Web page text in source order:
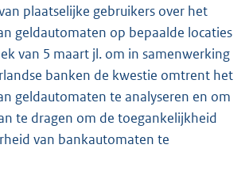
plaatselijke gebruikers over het
geldautomaten op bepaalde locaties
van 5 maart jl. om in samenwerking
banken de kwestie omtrent het
geldautomaten te analyseren en om
te dragen om de toegankelijkheid
van bankautomaten te